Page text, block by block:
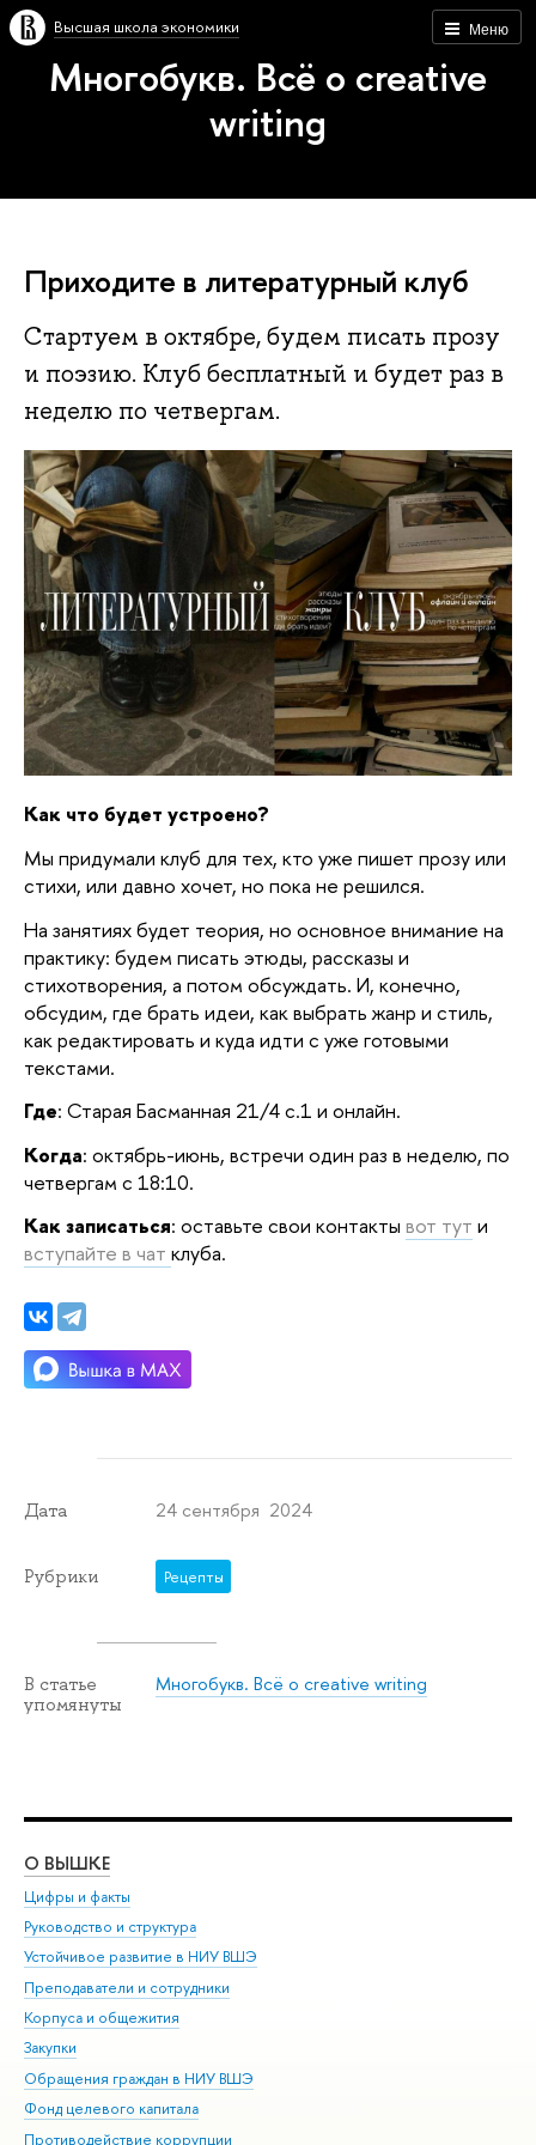
Меню
Высшая школа экономики
Многобукв. Всё о creative
writing
Приходите в литературный клуб
Стартуем в октябре, будем писать прозу
и поэзию. Клуб бесплатный и будет раз в
неделю по четвергам.
Как что будет устроено?
Мы придумали клуб для тех, кто уже пишет прозу или
стихи, или давно хочет, но пока не решился.
На занятиях будет теория, но основное внимание на
практику: будем писать этюды, рассказы и
стихотворения, а потом обсуждать. И, конечно,
обсудим, где брать идеи, как выбрать жанр и стиль,
как редактировать и куда идти с уже готовыми
текстами.
Где: Старая Басманная 21/4 с.1 и онлайн.
Когда: октябрь-июнь, встречи один раз в неделю, по
четвергам с 18:10.
Как записаться: оставьте свои контакты вот тут и
вступайте в чат клуба.
Дата 24 сентября 2024
Рубрики Рецепты
В статье
упомянуты
Многобукв. Всё о creative writing
О ВЫШКЕ
Цифры и факты
Руководство и структура
Устойчивое развитие в НИУ ВШЭ
Преподаватели и сотрудники
Корпуса и общежития
Закупки
Обращения граждан в НИУ ВШЭ
Фонд целевого капитала
Противодействие коррупции